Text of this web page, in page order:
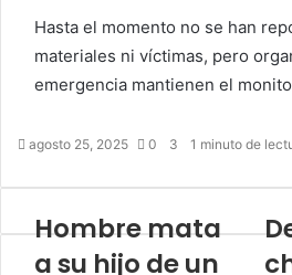
Hasta el momento no se han
materiales ni víctimas, pero
emergencia mantienen el
agosto 25, 2025 0 3 1 minuto de
Hombre mata
a su hijo de un